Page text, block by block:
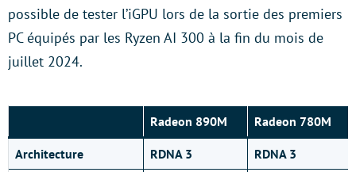
possible de tester l’iGPU lors de la sortie des premiers
PC équipés par les Ryzen AI 300 à la fin du mois de
juillet 2024.
Radeon 890M Radeon 780M
Architecture RDNA 3
RDNA 3